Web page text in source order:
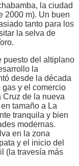
la ciudad
2000 m). Un buen
tanto para los
la selva de
puesto del altiplano
la
desde la década
y el comercio
Cruz de la nueva
tamaño a La
tranquila y bien
modernas.
en la zona
y el inicio del
(la travesía más